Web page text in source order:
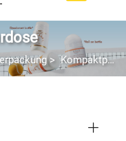
>Kompaktpuderdose